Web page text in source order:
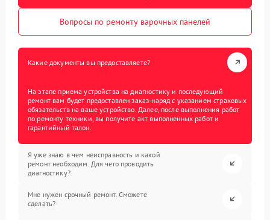
Вопросы по ремонту варочных панелей
Какие документы вы предоставляете?
На этапе приема устройства на диагностику и последующий
ремонт вам будет предоставлен заказ-наряд с указанием страховых
обязательств на ваше устройство. Далее, после выполнения работ
по ремонту техники, вы получите акт выполненных работ и
гарантийный талон.
Я уже знаю в чем неисправность и какой
ремонт необходим. Для чего проводить
диагностику?
Мне нужен срочный ремонт. Сможете
сделать?